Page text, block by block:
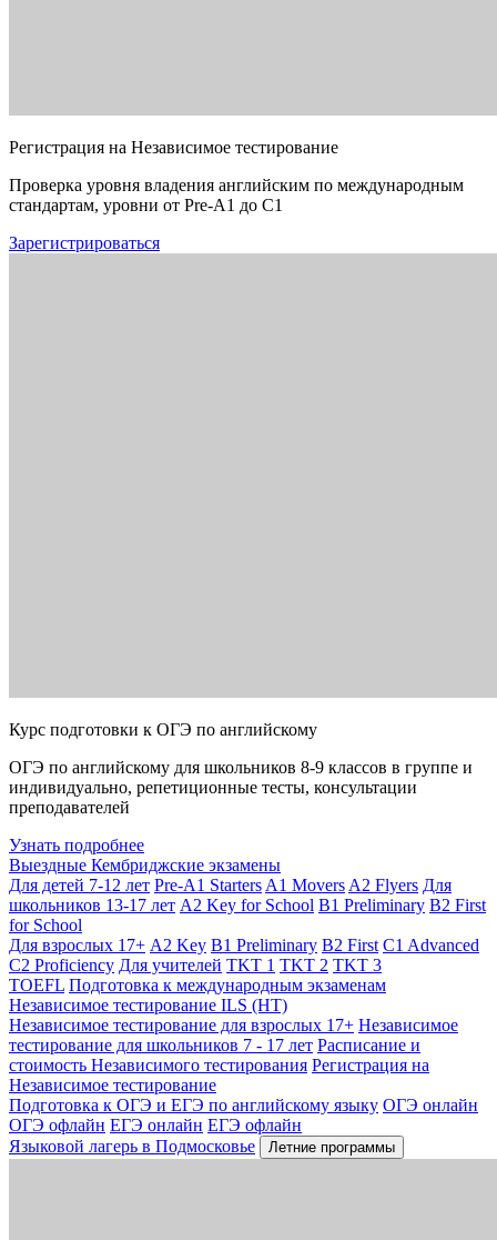
Регистрация на Независимое тестирование
Проверка уровня владения английским по международным
стандартам, уровни от Pre-A1 до C1
Зарегистрироваться
Курс подготовки к ОГЭ по английскому
ОГЭ по английскому для школьников 8-9 классов в группе и
индивидуально, репетиционные тесты, консультации
преподавателей
Узнать подробнее
Выездные Кембриджские экзамены
Для детей 7-12 лет Pre-A1 Starters A1 Movers A2 Flyers Для
школьников 13-17 лет A2 Key for School B1 Preliminary B2 First
for School
Для взрослых 17+ A2 Key B1 Preliminary B2 First C1 Advanced
C2 Proficiency Для учителей TKT 1 TKT 2 TKT 3
TOEFL Подготовка к международным экзаменам
Независимое тестирование ILS (НТ)
Независимое тестирование для взрослых 17+ Независимое
тестирование для школьников 7 - 17 лет Расписание и
стоимость Независимого тестирования Регистрация на
Независимое тестирование
Подготовка к ОГЭ и ЕГЭ по английскому языку ОГЭ онлайн
ОГЭ офлайн ЕГЭ онлайн ЕГЭ офлайн
Языковой лагерь в Подмосковье
Летние программы